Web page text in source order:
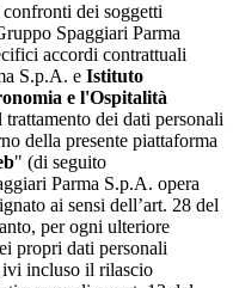
confronti dei soggetti
Spaggiari Parma
accordi contrattuali
S.p.A. e Istituto
e l'Ospitalità
dei dati personali
della presente piattaforma
" (di seguito
Parma S.p.A. opera
ai sensi dell’art. 28 del
per ogni ulteriore
propri dati personali
ivi incluso il rilascio